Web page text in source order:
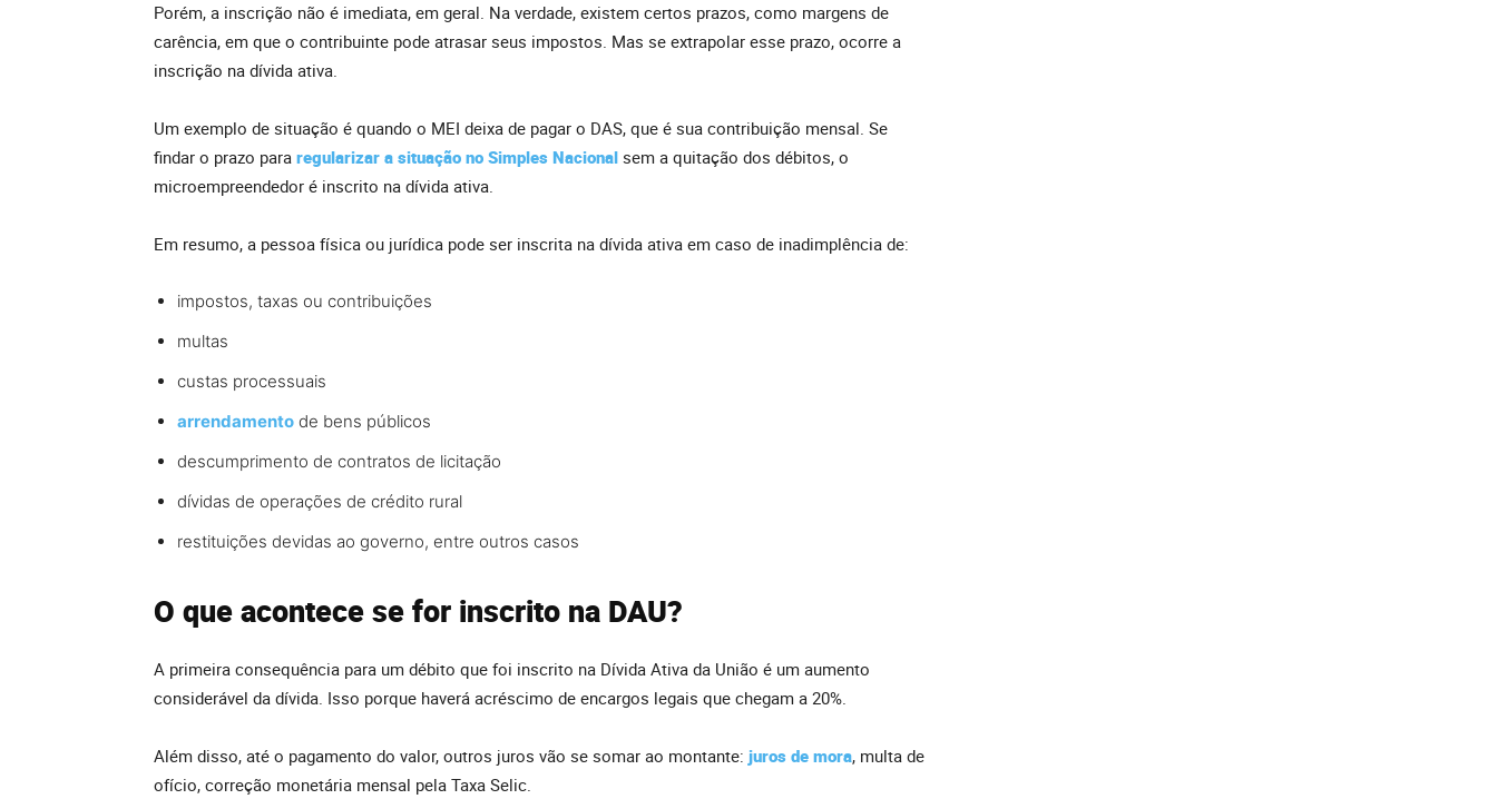
Porém, a inscrição não é imediata, em geral. Na verdade, existem certos prazos, como margens de
carência, em que o contribuinte pode atrasar seus impostos. Mas se extrapolar esse prazo, ocorre a
inscrição na dívida ativa.
Um exemplo de situação é quando o MEI deixa de pagar o DAS, que é sua contribuição mensal. Se
findar o prazo para regularizar a situação no Simples Nacional sem a quitação dos débitos, o
microempreendedor é inscrito na dívida ativa.
Em resumo, a pessoa física ou jurídica pode ser inscrita na dívida ativa em caso de inadimplência de:
impostos, taxas ou contribuições
multas
custas processuais
arrendamento de bens públicos
descumprimento de contratos de licitação
dívidas de operações de crédito rural
restituições devidas ao governo, entre outros casos
O que acontece se for inscrito na DAU?
A primeira consequência para um débito que foi inscrito na Dívida Ativa da União é um aumento
considerável da dívida. Isso porque haverá acréscimo de encargos legais que chegam a 20%.
Além disso, até o pagamento do valor, outros juros vão se somar ao montante: juros de mora, multa de
ofício, correção monetária mensal pela Taxa Selic.